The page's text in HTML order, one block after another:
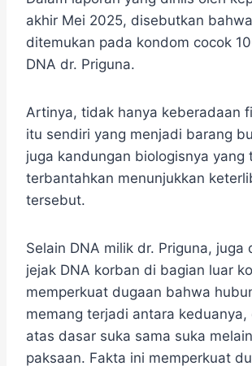
akhir Mei 2025, disebutkan
ditemukan pada kondom cocok
DNA dr. Priguna.
Artinya, tidak hanya keberadaan
itu sendiri yang menjadi barang
juga kandungan biologisnya yang
terbantahkan menunjukkan
tersebut.
Selain DNA milik dr. Priguna, juga
jejak DNA korban di bagian luar
memperkuat dugaan bahwa
memang terjadi antara keduanya,
atas dasar suka sama suka
paksaan. Fakta ini memperkuat